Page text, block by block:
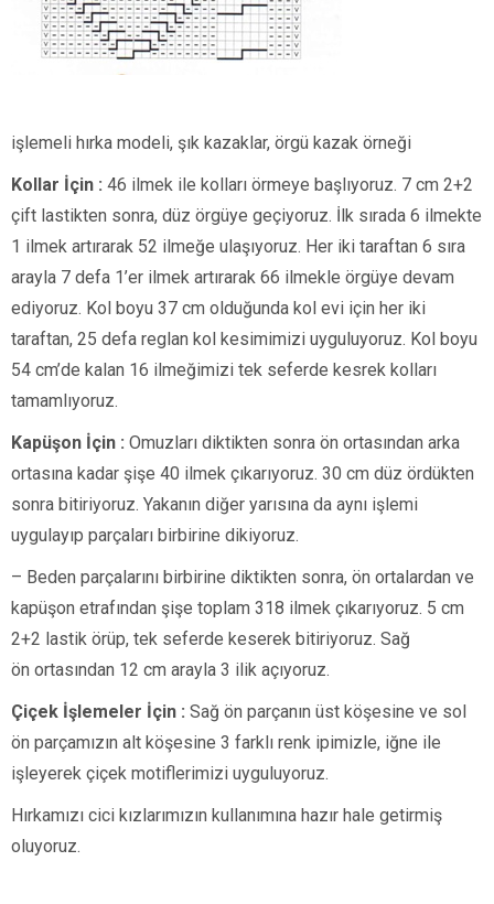
işlemeli hırka modeli, şık kazaklar, örgü kazak örneği
Kollar İçin : 46 ilmek ile kolları örmeye başlıyoruz. 7 cm 2+2
çift lastikten sonra, düz örgüye geçiyoruz. İlk sırada 6 ilmekte
1 ilmek artırarak 52 ilmeğe ulaşıyoruz. Her iki taraftan 6 sıra
arayla 7 defa 1’er ilmek artırarak 66 ilmekle örgüye devam
ediyoruz. Kol boyu 37 cm olduğunda kol evi için her iki
taraftan, 25 defa reglan kol kesimimizi uyguluyoruz. Kol boyu
54 cm’de kalan 16 ilmeğimizi tek seferde kesrek kolları
tamamlıyoruz.
Kapüşon İçin : Omuzları diktikten sonra ön ortasından arka
ortasına kadar şişe 40 ilmek çıkarıyoruz. 30 cm düz ördükten
sonra bitiriyoruz. Yakanın diğer yarısına da aynı işlemi
uygulayıp parçaları birbirine dikiyoruz.
– Beden parçalarını birbirine diktikten sonra, ön ortalardan ve
kapüşon etrafından şişe toplam 318 ilmek çıkarıyoruz. 5 cm
2+2 lastik örüp, tek seferde keserek bitiriyoruz. Sağ
ön ortasından 12 cm arayla 3 ilik açıyoruz.
Çiçek İşlemeler İçin : Sağ ön parçanın üst köşesine ve sol
ön parçamızın alt köşesine 3 farklı renk ipimizle, iğne ile
işleyerek çiçek motiflerimizi uyguluyoruz.
Hırkamızı cici kızlarımızın kullanımına hazır hale getirmiş
oluyoruz.